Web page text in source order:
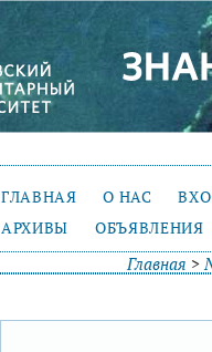
ГЛАВНАЯ О НАС
АРХИВЫ
ОБЪЯВЛЕНИЯ
Главная >